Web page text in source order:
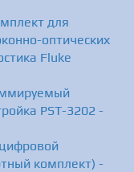
для
оптических
Fluke
PST-3202 -
комплект) -